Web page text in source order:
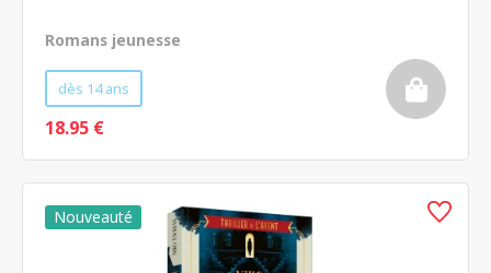
Romans jeunesse
dès 14 ans
18.95 €